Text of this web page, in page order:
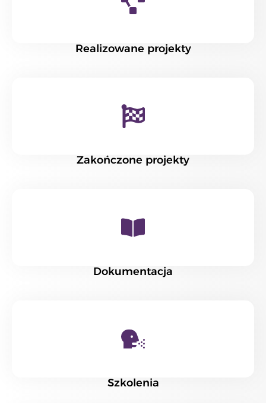
Realizowane projekty
Zakończone projekty
Dokumentacja
Szkolenia